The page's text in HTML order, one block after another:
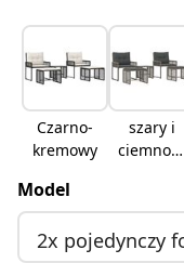
Czarno-
kremowy
szary i
ciemnosz
Model
2x pojedynczy